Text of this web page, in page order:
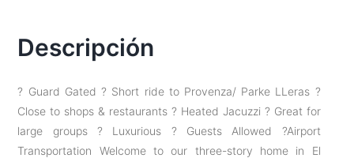
Descripción
? Guard Gated ? Short ride to Provenza/ Parke LLeras ?
Close to shops & restaurants ? Heated Jacuzzi ? Great for
large groups ? Luxurious ? Guests Allowed ?Airport
Transportation Welcome to our three-story home in El